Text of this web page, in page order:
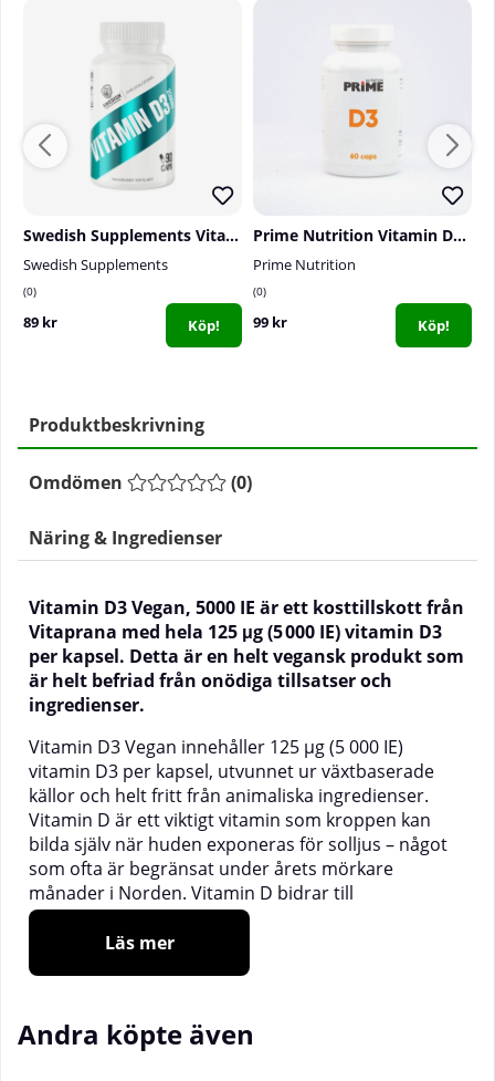
Swedish Supplements Vitamin D3 2500IU, 90 caps
Swedish Supplements
0
89 kr Köp!
Prime Nutrition Vitamin D3, 60 caps
Prime Nutrition
0
99 kr Köp!
Produktbeskrivning
Omdömen (0)
Näring & Ingredienser
Vitamin D3 Vegan, 5000 IE är ett kosttillskott från
Vitaprana med hela 125 μg (5 000 IE) vitamin D3
per kapsel. Detta är en helt vegansk produkt som
är helt befriad från onödiga tillsatser och
ingredienser.
Vitamin D3 Vegan innehåller 125 µg (5 000 IE)
vitamin D3 per kapsel, utvunnet ur växtbaserade
källor och helt fritt från animaliska ingredienser.
Vitamin D är ett viktigt vitamin som kroppen kan
bilda själv när huden exponeras för solljus – något
som ofta är begränsat under årets mörkare
månader i Norden. Vitamin D bidrar till
immunsystemets normala funktion, till att bibehålla
normal benstomme och normala tänder, samt till
normal muskelfunktion.
125 μg per kapsel
För immunförsvaret
Läs mer
Andra köpte även